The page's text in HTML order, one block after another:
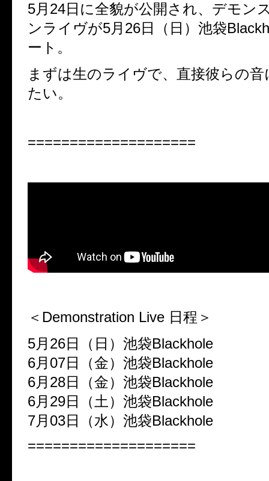
5月24日に全貌が公開され、デモン
ンライヴが5月26日（日）池袋
ート。
まずは生のライヴで、直接彼らの
たい。
====================
＜Demonstration Live 日程＞
5月26日（日）池袋Blackhole
6月07日（金）池袋Blackhole
6月28日（金）池袋Blackhole
6月29日（土）池袋Blackhole
7月03日（水）池袋Blackhole
====================